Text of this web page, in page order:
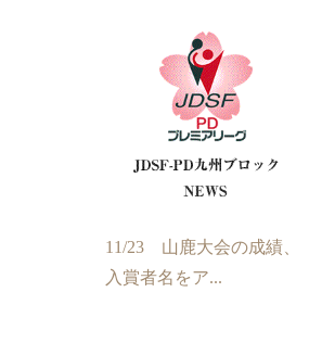
11/23 山鹿大会の成績、
入賞者名をア...